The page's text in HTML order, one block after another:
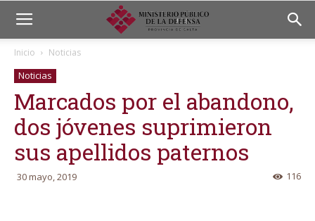
Inicio Noticias
Noticias
Marcados por el abandono,
dos jóvenes suprimieron
sus apellidos paternos
30 mayo, 2019 116